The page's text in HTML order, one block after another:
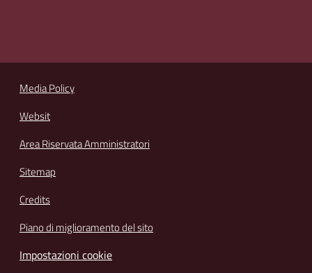
Media Policy
Websit
Area Riservata Amministratori
Sitemap
Credits
Piano di miglioramento del sito
Impostazioni cookie